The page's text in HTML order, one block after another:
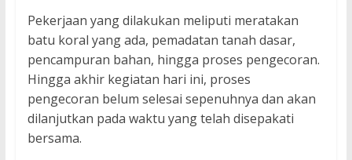
Pekerjaan yang dilakukan meliputi meratakan
batu koral yang ada, pemadatan tanah dasar,
pencampuran bahan, hingga proses pengecoran.
Hingga akhir kegiatan hari ini, proses
pengecoran belum selesai sepenuhnya dan akan
dilanjutkan pada waktu yang telah disepakati
bersama.